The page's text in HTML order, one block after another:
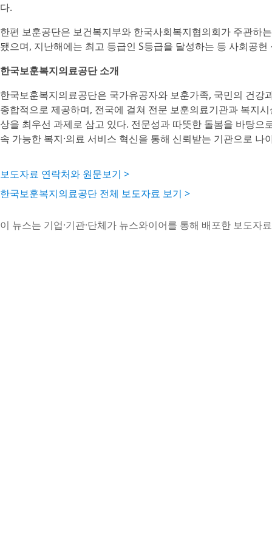
다.
한편 보훈공단은 보건복지부와 한국사회복지협의회가 주관하
됐으며, 지난해에는 최고 등급인 S등급을 달성하는 등 사회공
한국보훈복지의료공단 소개
한국보훈복지의료공단은 국가유공자와 보훈가족, 국민의 건강
종합적으로 제공하며, 전국에 걸쳐 전문 보훈의료기관과 복지
상을 최우선 과제로 삼고 있다. 전문성과 따뜻한 돌봄을 바탕
속 가능한 복지·의료 서비스 혁신을 통해 신뢰받는 기관으로 나
보도자료 연락처와 원문보기 >
한국보훈복지의료공단 전체 보도자료 보기 >
이 뉴스는 기업·기관·단체가 뉴스와이어를 통해 배포한 보도자